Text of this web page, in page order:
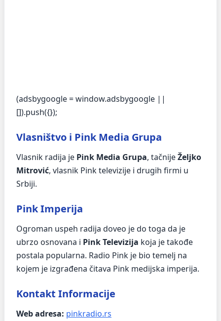
(adsbygoogle = window.adsbygoogle ||
[]).push({});
Vlasništvo i Pink Media Grupa
Vlasnik radija je Pink Media Grupa, tačnijeŽeljko
Mitrović, vlasnik Pink televizije i drugih firmi u
Srbiji.
Pink Imperija
Ogroman uspeh radija doveo je do toga da je
ubrzo osnovana i Pink Televizija koja je takođe
postala popularna. Radio Pink je bio temelj na
kojem je izgrađena čitava Pink medijska imperija.
Kontakt Informacije
Web adresa: pinkradio.rs